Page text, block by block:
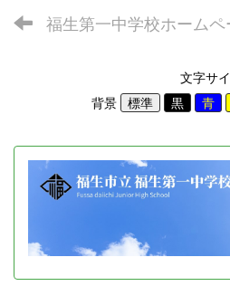
福生第一中学校ホームペ
文字サ
背景